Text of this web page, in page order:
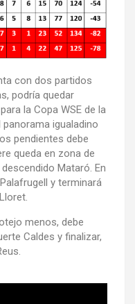
con dos partidos
podría quedar
la Copa WSE de la
igualadino
pendientes debe
queda en zona de
Mataró. En
y terminará
menos, debe
Caldes y finalizar,